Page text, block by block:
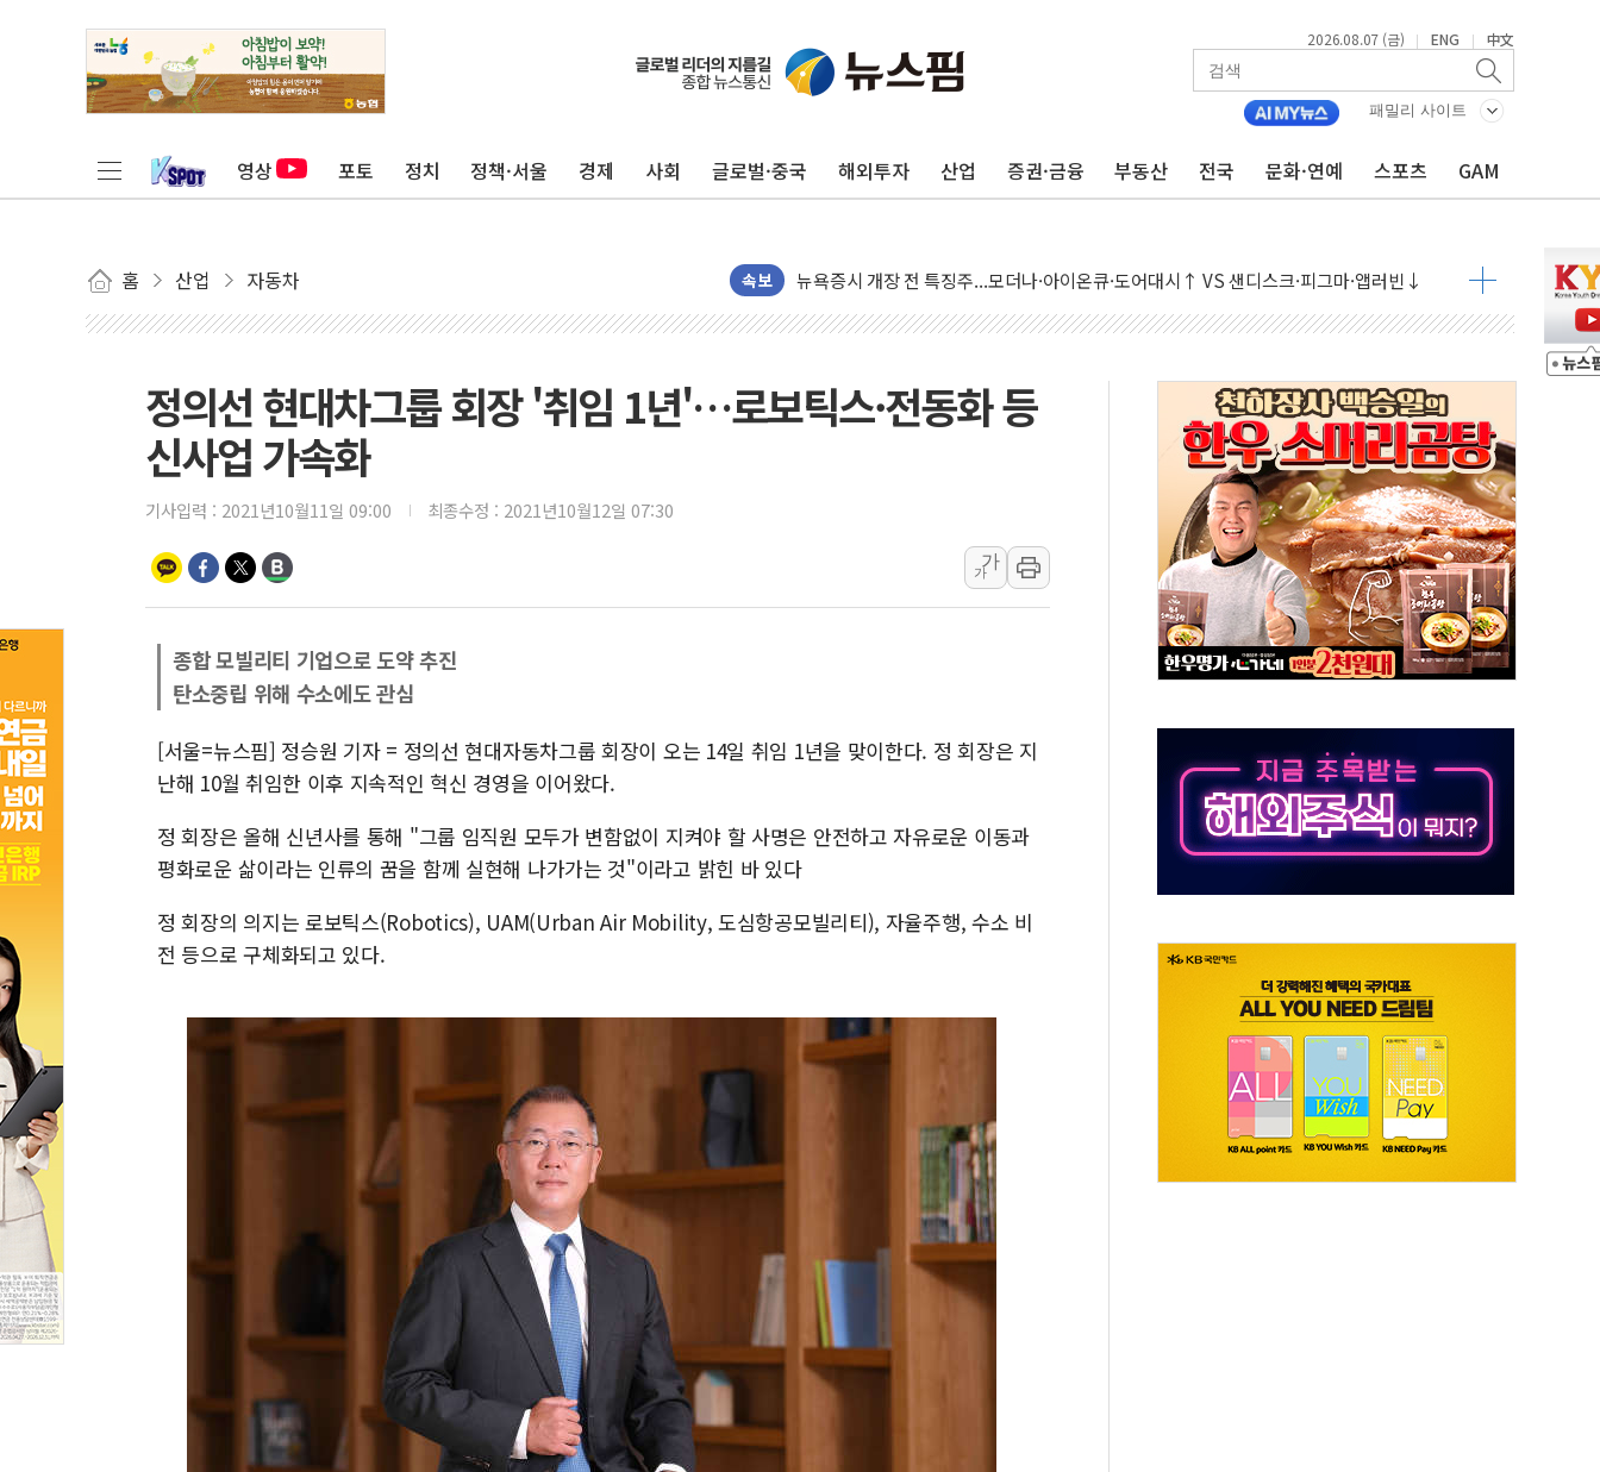
2026.08.07 (금) | ENG | 中文
패밀리 사이트
영상 포토 정치 정책·서울 경제 사회 글로벌·중국 해외투자 산업 증권·금융 부동산 전국 문화·연예 스포츠 GAM
홈 산업 자동차 속보
리투아니아 국방 "러, 우크라 드론으로 나토 회원국 공격 검토… 거짓 깃발 작전"
구광모, 내주 실리콘밸리서 젠슨 황 재회…로봇·AI 데이터센터·모빌리티 구체화
김정관 장관 "영업이익 N% 성과급 반대…상법·자본시장법 개정 논의"
뉴욕증시 프리뷰, 미 주가선물 AI주 차익실현 속 혼조세...웨스턴디지털·샌디스크↓
금값 7주 만에 최고…美 고용 둔화·호르무즈 재개방 기대에 강세
[인도증시] 중동 긴장 완화에 실적 호조까지, 상승...호실적 보고 기업 상승세 뚜렷
러, 1인칭시점 드론으로 우크라 민간인 '사파리' 공격… 시민들 공포감 극대화 전략
[베트남 증시] 지수 하락 속 'DGC' 임시 주총 기대감에 홀로 상한가…마진 잔액은 사상 최고
'월가의 황제' 다이먼 "금융시장 레버리지 위험수위…숨은 차입이 더 큰 변수"
양주 섬유염색공장서 화재 1명 중상…대응 1단계 진압 중
김정관 산업부 장관 "주 52시간 손봐야, 경쟁상대 中과 비교해야"
해군 1함대 창설 80주년…지역과 함께하는 '선봉'의 대민 봉사
[3보] 북, 원산서 동해로 단거리 탄도미사일 1발 발사… 올해 10번째·42일 만 도발
동해해경, 독도 해상서 부유물 감긴 어선 구조
주한미군 "오산기지 누출, 백린 아닌 무해한 표면 부식 물질"
구미 폐염산처리업체서 불 2시간30여분만에 진화...외국인 노동자 숨져
해군과 함께하는 '불금전파, 송정' 시즌2
정의선 현대차그룹 회장 '취임 1년'…로보틱스·전동화 등
신사업 가속화
기사입력 : 2021년10월11일 09:00 최종수정 : 2021년10월12일 07:30
가
가
종합 모빌리티 기업으로 도약 추진
탄소중립 위해 수소에도 관심
[서울=뉴스핌] 정승원 기자 = 정의선 현대자동차그룹 회장이 오는 14일 취임 1년을 맞이한다. 정 회장은 지
난해 10월 취임한 이후 지속적인 혁신 경영을 이어왔다.
정 회장은 올해 신년사를 통해 "그룹 임직원 모두가 변함없이 지켜야 할 사명은 안전하고 자유로운 이동과
평화로운 삶이라는 인류의 꿈을 함께 실현해 나가가는 것"이라고 밝힌 바 있다
정 회장의 의지는 로보틱스(Robotics), UAM(Urban Air Mobility, 도심항공모빌리티), 자율주행, 수소 비
전 등으로 구체화되고 있다.